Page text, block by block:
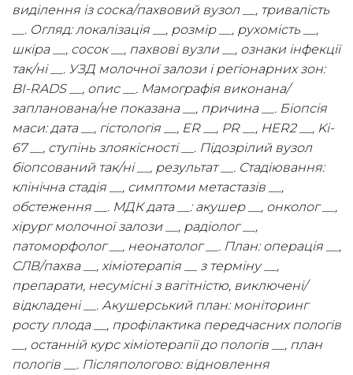
виділення із соска/пахвовий вузол __, тривалість
__. Огляд: локалізація __, розмір __, рухомість __,
шкіра __, сосок __, пахвові вузли __, ознаки інфекції
так/ні __. УЗД молочної залози і регіонарних зон:
BI-RADS __, опис __. Мамографія виконана/
запланована/не показана __, причина __. Біопсія
маси: дата __, гістологія __, ER __, PR __, HER2 __, Ki-
67 __, ступінь злоякісності __. Підозрілий вузол
біопсований так/ні __, результат __. Стадіювання:
клінічна стадія __, симптоми метастазів __,
обстеження __. МДК дата __: акушер __, онколог __,
хірург молочної залози __, радіолог __,
патоморфолог __, неонатолог __. План: операція __,
СЛВ/пахва __, хіміотерапія __ з терміну __,
препарати, несумісні з вагітністю, виключені/
відкладені __. Акушерський план: моніторинг
росту плода __, профілактика передчасних пологів
__, останній курс хіміотерапії до пологів __, план
пологів __. Післяпологово: відновлення